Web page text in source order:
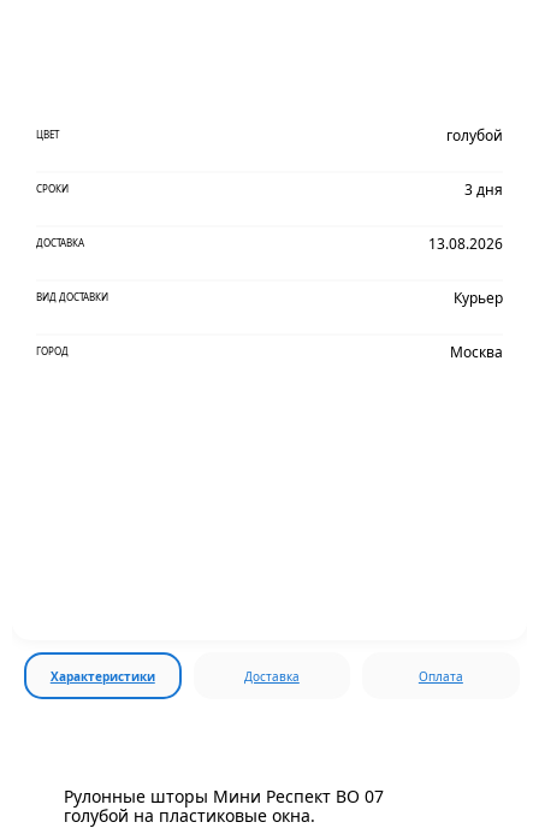
ЦВЕТ голубой
СРОКИ 3 дня
ДОСТАВКА 13.08.2026
ВИД ДОСТАВКИ Курьер
ГОРОД Москва
Характеристики Доставка Оплата
Рулонные шторы Мини Респект BO 07
голубой на пластиковые окна.